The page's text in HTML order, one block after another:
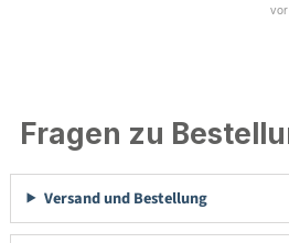
Fragen zu
Versand und Bestellung